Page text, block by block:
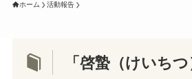
ホーム 活動報告
「啓蟄（けいちつ